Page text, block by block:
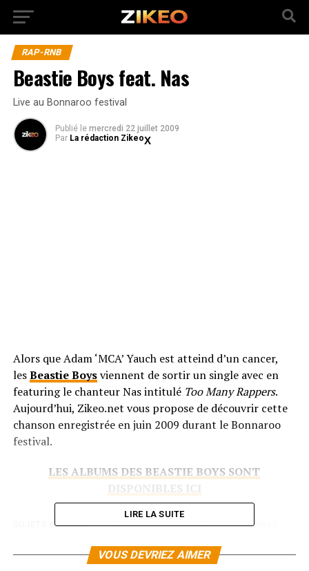
RAP-RNB
Beastie Boys feat. Nas
Live au Bonnaroo festival
Publié le mercredi 22 juillet 2009
Par La rédaction Zikeo
Alors que Adam ‘MCA’ Yauch est atteind d’un cancer,
lesBeastie Boysviennent de sortir un single avec en
featuring le chanteur Nas intitulé Too Many Rappers.
Aujourd’hui, Zikeo.net vous propose de découvrir cette
chanson enregistrée en juin 2009 durant le Bonnaroo
festival.
LES ALBUMS DES BEASTIE BOYS SONT
SUJETS ASSOCIÉS: BEASTIE BOYS CANCER CLIP
LIRE LA SUITE
VOUS DEVRIEZ AIMER